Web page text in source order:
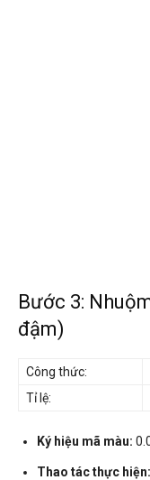
Bước 3:
đậm)
Công thức:
Tỉ lệ:
Ký hiệu mã màu:
Thao tác thực hiện: